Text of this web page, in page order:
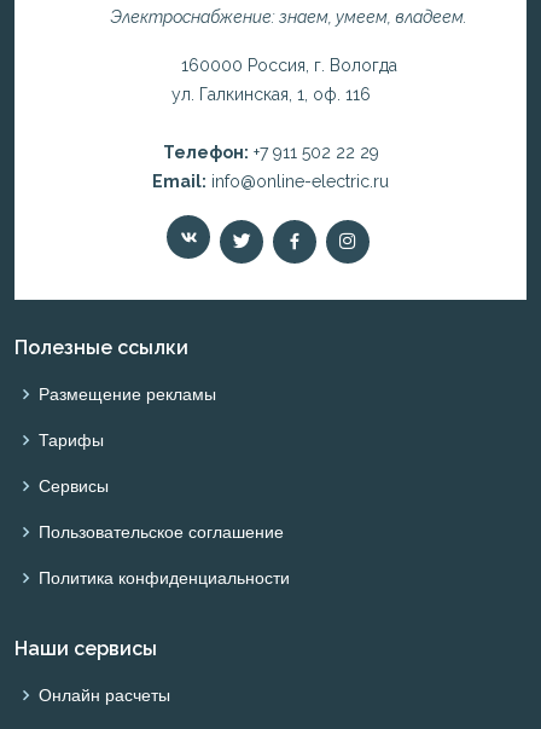
Электроснабжение: знаем, умеем, владеем.
160000 Россия, г. Вологда
ул. Галкинская, 1, оф. 116
Телефон: +7 911 502 22 29
Email: info@online-electric.ru
Полезные ссылки
Размещение рекламы
Тарифы
Сервисы
Пользовательское соглашение
Политика конфиденциальности
Наши сервисы
Онлайн расчеты